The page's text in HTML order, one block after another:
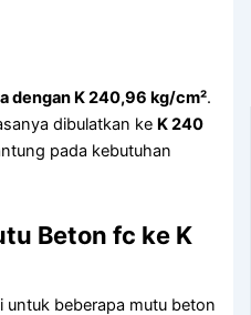
dengan K 240,96 kg/cm².
dibulatkan ke K 240
pada kebutuhan
Beton fc ke K
untuk beberapa mutu beton